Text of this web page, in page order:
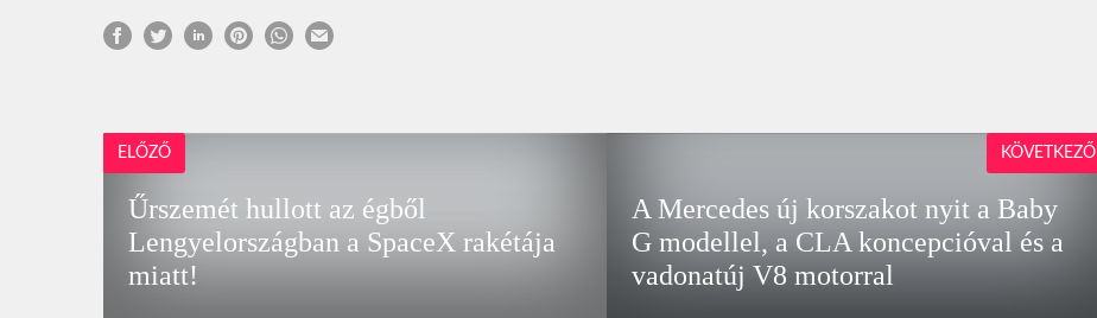
ELŐZŐ
Űrszemét hullott az égből
Lengyelországban a SpaceX rakétája
miatt!
A Mercedes új korszakot nyit a Baby
G modellel, a CLA koncepcióval és a
vadonatúj V8 motorral
KÖVETKEZŐ